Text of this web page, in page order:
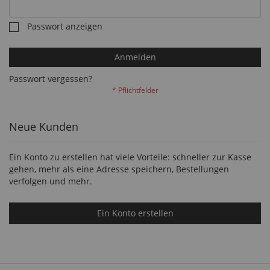
Passwort anzeigen
Anmelden
Passwort vergessen?
Neue Kunden
Ein Konto zu erstellen hat viele Vorteile: schneller zur Kasse
gehen, mehr als eine Adresse speichern, Bestellungen
verfolgen und mehr.
Ein Konto erstellen